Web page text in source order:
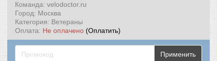
Команда: velodoctor.ru
Город: Москва
Категория: Ветераны
Оплата: Не оплачено (Оплатить)
Применить